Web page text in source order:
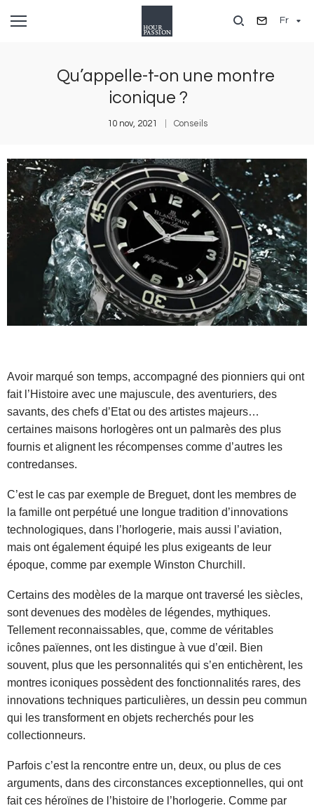
Fr
Qu’appelle-t-on une montre
iconique ?
10 nov, 2021 Conseils
Image
Avoir marqué son temps, accompagné des pionniers qui ont
fait l’Histoire avec une majuscule, des aventuriers, des
savants, des chefs d’Etat ou des artistes majeurs…
certaines maisons horlogères ont un palmarès des plus
fournis et alignent les récompenses comme d’autres les
contredanses.
C’est le cas par exemple de Breguet, dont les membres de
la famille ont perpétué une longue tradition d’innovations
technologiques, dans l’horlogerie, mais aussi l’aviation,
mais ont également équipé les plus exigeants de leur
époque, comme par exemple Winston Churchill.
Certains des modèles de la marque ont traversé les siècles,
sont devenues des modèles de légendes, mythiques.
Tellement reconnaissables, que, comme de véritables
icônes païennes, ont les distingue à vue d’œil. Bien
souvent, plus que les personnalités qui s’en entichèrent, les
montres iconiques possèdent des fonctionnalités rares, des
innovations techniques particulières, un dessin peu commun
qui les transforment en objets recherchés pour les
collectionneurs.
Parfois c’est la rencontre entre un, deux, ou plus de ces
arguments, dans des circonstances exceptionnelles, qui ont
fait ces héroïnes de l’histoire de l’horlogerie. Comme par